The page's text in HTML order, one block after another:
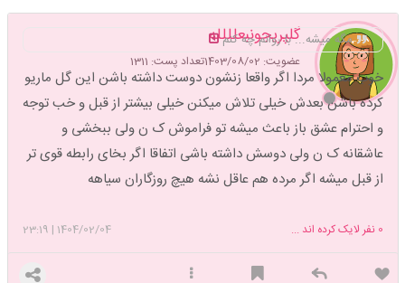
گلپریجونبعلللله
عضویت: 1403/08/02 تعداد پست: 1311
مگه میشه... با روانم چه کنم
خوب معمولا مردا اگر واقعا زنشون دوست داشته باشن این گل ماریو
کرده باشن بعدش خیلی تلاش میکنن خیلی بیشتر از قبل و خب توجه
و احترام عشق باز باعث میشه تو فراموش ک ن ولی ببخشی و
عاشقانه ک ن ولی دوسش داشته باشی اتفاقا اگر بخای رابطه قوی تر
از قبل میشه اگر مرده هم عاقل نشه هیچ روزگاران سیاهه
1404/02/04
|
23:19 0 نفر لایک کرده اند ...